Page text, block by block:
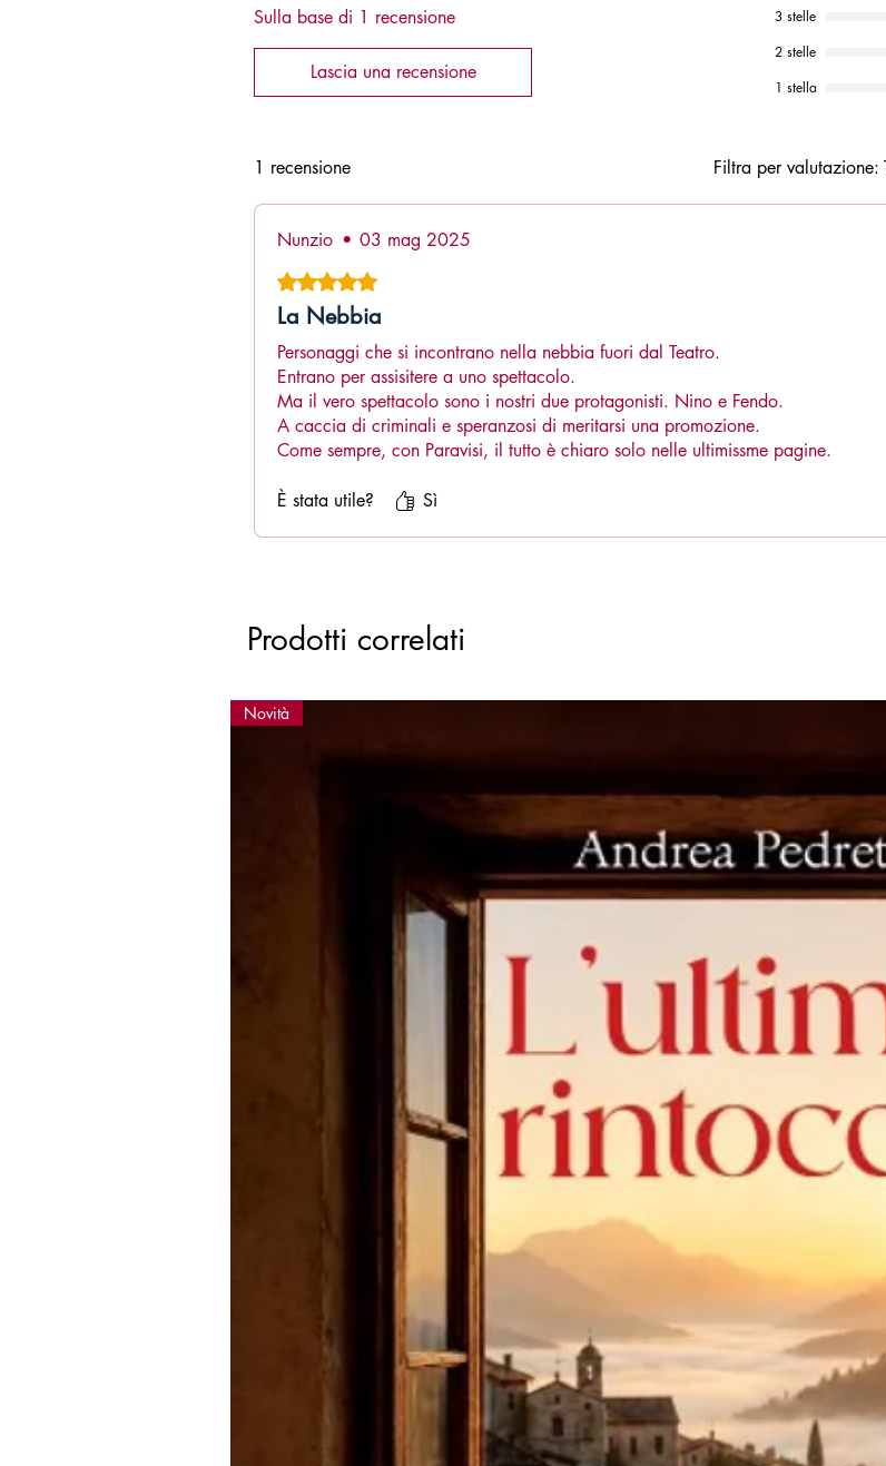
Sulla base di 1 recensione
Lascia una recensione
3 stelle
2 stelle
1 stella
1 recensione Filtra per valutazione:
Nunzio • 03 mag 2025
Valutazione 5 stelle su 5.
La Nebbia
Personaggi che si incontrano nella nebbia fuori dal Teatro.
Entrano per assisitere a uno spettacolo.
Ma il vero spettacolo sono i nostri due protagonisti. Nino e Fendo.
A caccia di criminali e speranzosi di meritarsi una promozione.
Come sempre, con Paravisi, il tutto è chiaro solo nelle ultimissme pagine.
È stata utile?
Sì
Prodotti correlati
Novità